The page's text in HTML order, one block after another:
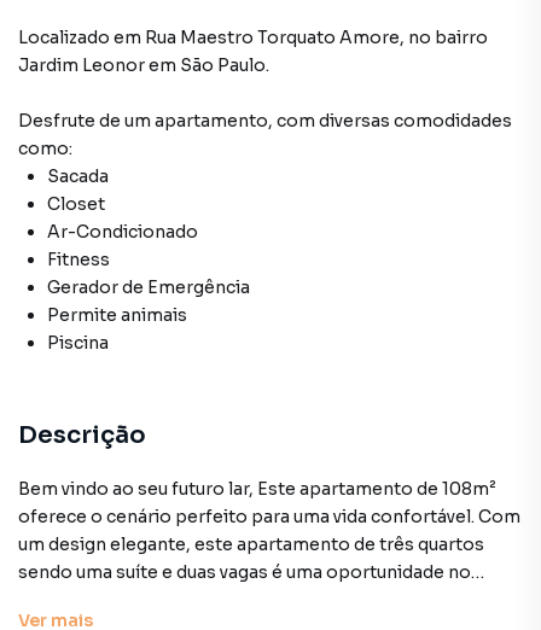
Localizado em Rua Maestro Torquato Amore, no bairro
Jardim Leonorem São Paulo.
Desfrute de um apartamento, com diversas comodidades
como:
Sacada
Closet
Ar-Condicionado
Fitness
Gerador de Emergência
Permite animais
Piscina
Descrição
Bem vindo ao seu futuro lar, Este apartamento de 108m²
oferece o cenário perfeito para uma vida confortável. Com
um design elegante, este apartamento de três quartos
sendo uma suíte e duas vagas é uma oportunidade no
Ver mais